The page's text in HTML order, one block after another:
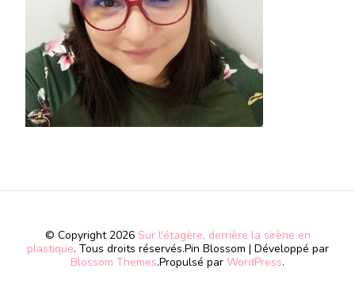
© Copyright 2026 Sur l'étagère, derrière la sirène en
plastique. Tous droits réservés.Pin Blossom | Développé par
Blossom Themes.Propulsé par WordPress.